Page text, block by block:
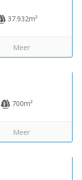
37.932m²
Meer
700m²
Meer